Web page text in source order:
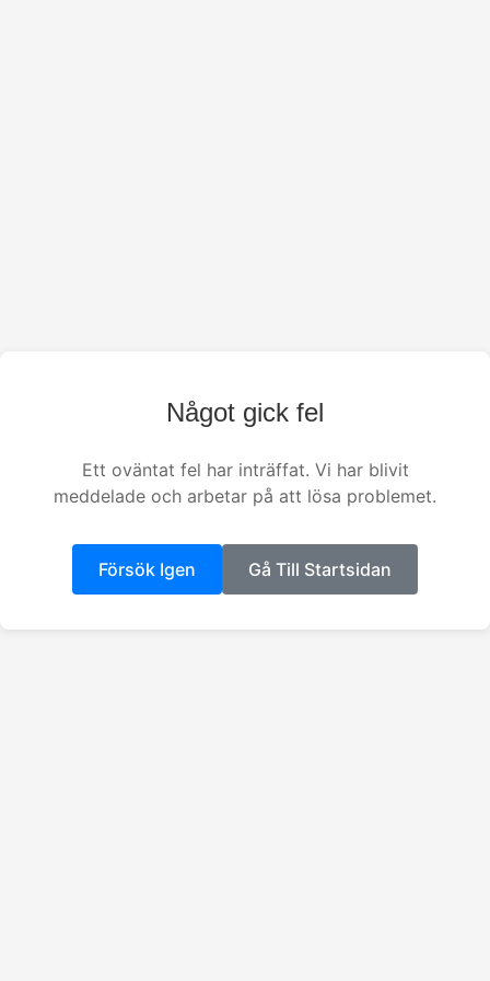
Något gick fel
Ett oväntat fel har inträffat. Vi har blivit
meddelade och arbetar på att lösa problemet.
Försök Igen Gå Till Startsidan